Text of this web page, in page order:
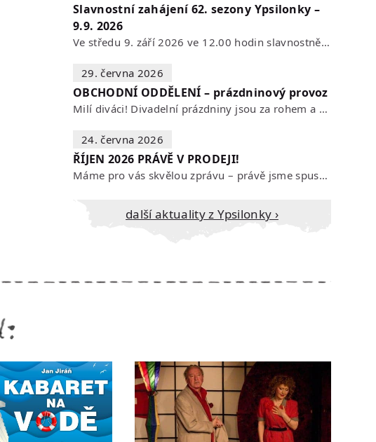
Slavnostní zahájení 62. sezony Ypsilonky –
9.9. 2026
Ve středu 9. září 2026 ve 12.00 hodin slavnostně zahájíme novou divadelní…
29. června 2026
OBCHODNÍ ODDĚLENÍ – prázdninový provoz
Milí diváci! Divadelní prázdniny jsou za rohem a s nimi se mění i otevírací…
24. června 2026
ŘÍJEN 2026 PRÁVĚ V PRODEJI!
Máme pro vás skvělou zprávu – právě jsme spustili prodej vstupenek na říjen…
Další aktuality z Ypsilonky ›